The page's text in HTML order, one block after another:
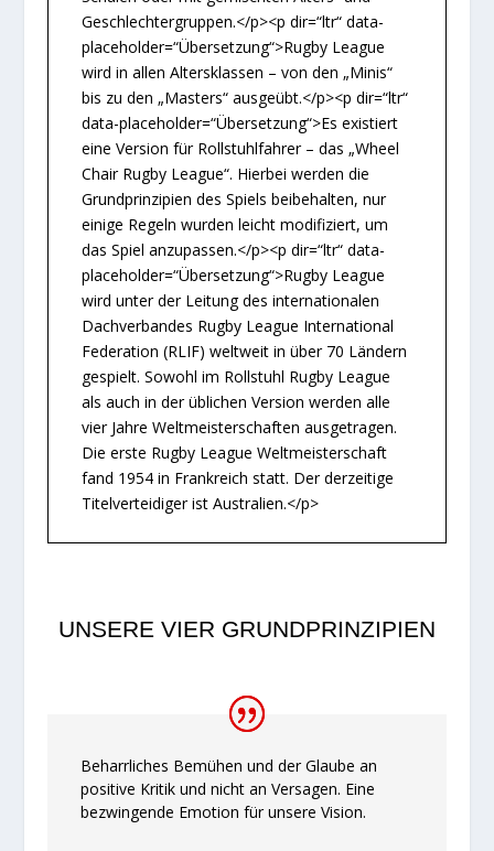
Geschlechtergruppen.</p><p dir=“ltr“ data-
placeholder=“Übersetzung“>Rugby League
wird in allen Altersklassen – von den „Minis“
bis zu den „Masters“ ausgeübt.</p><p dir=“ltr“
data-placeholder=“Übersetzung“>Es existiert
eine Version für Rollstuhlfahrer – das „Wheel
Chair Rugby League“. Hierbei werden die
Grundprinzipien des Spiels beibehalten, nur
einige Regeln wurden leicht modifiziert, um
das Spiel anzupassen.</p><p dir=“ltr“ data-
placeholder=“Übersetzung“>Rugby League
wird unter der Leitung des internationalen
Dachverbandes Rugby League International
Federation (RLIF) weltweit in über 70 Ländern
gespielt. Sowohl im Rollstuhl Rugby League
als auch in der üblichen Version werden alle
vier Jahre Weltmeisterschaften ausgetragen.
Die erste Rugby League Weltmeisterschaft
fand 1954 in Frankreich statt. Der derzeitige
Titelverteidiger ist Australien.</p>
UNSERE VIER GRUNDPRINZIPIEN
Beharrliches Bemühen und der Glaube an
positive Kritik und nicht an Versagen. Eine
bezwingende Emotion für unsere Vision.